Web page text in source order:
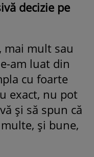
decizie pe
mai mult sau
am luat din
cu foarte
exact, nu pot
și să spun că
și bune,